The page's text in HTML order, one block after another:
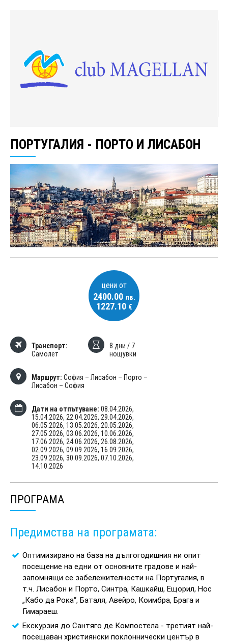
ПОРТУГАЛИЯ - ПОРТО И ЛИСАБОН
Транспорт:
Самолет
8 дни / 7
нощувки
Маршрут: София – Лисабон – Порто –
Лисабон – София
Дати на отпътуване: 08.04.2026,
15.04.2026, 22.04.2026, 29.04.2026,
06.05.2026, 13.05.2026, 20.05.2026,
27.05.2026, 03.06.2026, 10.06.2026,
17.06.2026, 24.06.2026, 26.08.2026,
02.09.2026, 09.09.2026, 16.09.2026,
23.09.2026, 30.09.2026, 07.10.2026,
14.10.2026
цени от
2400.00 лв.
1227.10 €
ПРОГРАМА
Предимства на програмата:
Оптимизирано на база на дългогодишния ни опит
посещение на едни от основните градове и най-
запомнящи се забележителности на Португалия, в
т.ч. Лисабон и Порто, Синтра, Кашкайш, Ещорил, Нос
„Кабо да Рока“, Баталя, Авейро, Коимбра, Брага и
Гимараеш.
Екскурзия до Сантяго де Компостела - третият най-
посещаван християнски поклоннически център в